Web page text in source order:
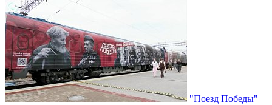
"Поезд Победы"